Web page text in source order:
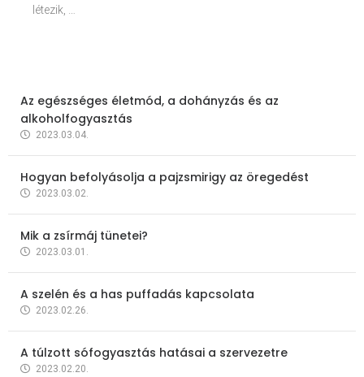
létezik, …
Az egészséges életmód, a dohányzás és az
alkoholfogyasztás
2023.03.04.
Hogyan befolyásolja a pajzsmirigy az öregedést
2023.03.02.
Mik a zsírmáj tünetei?
2023.03.01.
A szelén és a has puffadás kapcsolata
2023.02.26.
A túlzott sófogyasztás hatásai a szervezetre
2023.02.20.